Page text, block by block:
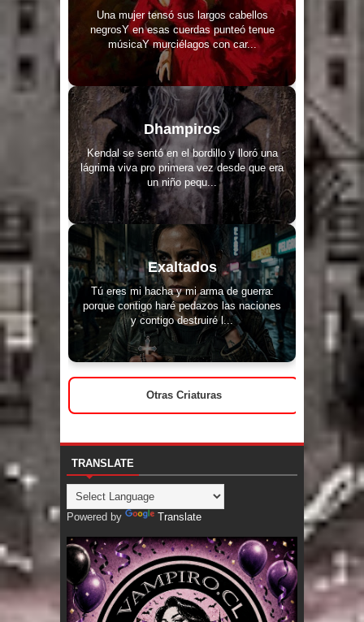
Una mujer tensó sus largos cabellos
negrosY en esas cuerdas punteó tenue
músicaY murciélagos con car...
Dhampiros
Kendal se sentó en el bordillo y lloró una
lágrima viva pro primera vez desde que era
un niño pequ...
Exaltados
Tú eres mi hacha y mi arma de guerra:
porque contigo haré pedazos las naciones
y contigo destruiré l...
Otras Criaturas
TRANSLATE
Powered by Translate